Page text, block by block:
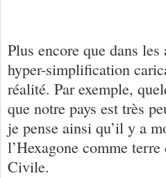
Plus encore que dans
hyper-simplification
réalité. Par exemple,
que notre pays est très
je pense ainsi qu’il y a
l’Hexagone comme
Civile.